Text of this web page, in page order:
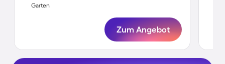
Garten
Zum Angebot